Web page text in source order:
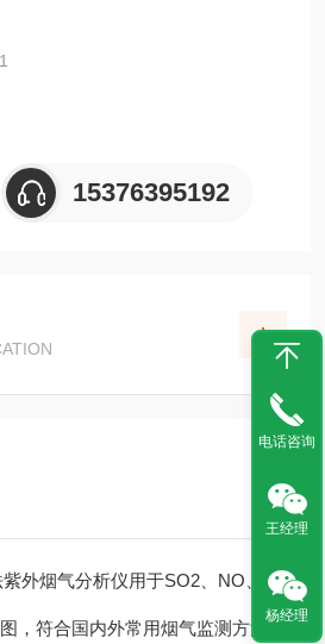
性能稳定、适合国情的高品质仪器。
15376395192
用于SO2、NO、NO2、CO、CO2、NH3等物质检测
，符合国内外常用烟气监测方法
电话咨询
王经理
杨经理